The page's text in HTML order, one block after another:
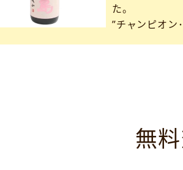
た。
”チャンピオン
無